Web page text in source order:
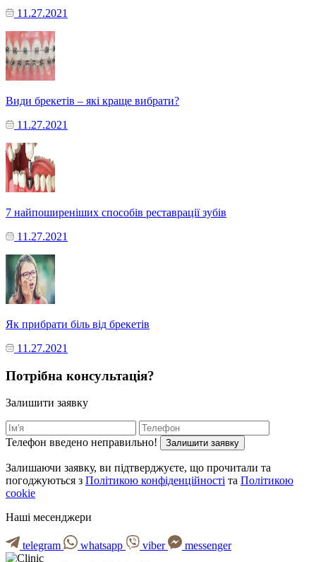
11.27.2021
Види брекетів – які краще вибрати?
11.27.2021
7 найпоширеніших способів реставрації зубів
11.27.2021
Як прибрати біль від брекетів
11.27.2021
Потрібна консультація?
Залишити заявку
Телефон введено неправильно! Залишити заявку
Залишаючи заявку, ви підтверджуєте, що прочитали та
погоджуються з Політикою конфіденційності та Політикою
cookie
Наші месенджери
telegram whatsapp viber messenger